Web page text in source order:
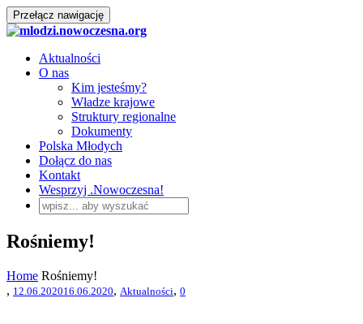
Przełącz nawigację
Aktualności
O nas
Kim jesteśmy?
Władze krajowe
Struktury regionalne
Dokumenty
Polska Młodych
Dołącz do nas
Kontakt
Wesprzyj .Nowoczesna!
Rośniemy!
Home Rośniemy!
, 12.06.202016.06.2020, Aktualności, 0